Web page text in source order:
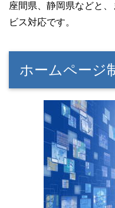
座間県、静岡県などと
ビス対応です。
ホームページ